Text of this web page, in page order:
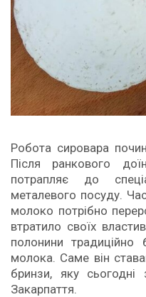
Робота сировара
Після ранкового
потрапляє до
металевого посуду.
молоко потрібно
втратило своїх
полонини
молока. Саме він
бринзи, яку
Закарпаття.